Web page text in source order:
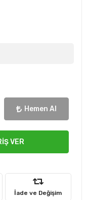
Hemen Al
VER
İade ve Değişim